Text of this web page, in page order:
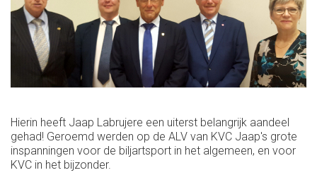
Hierin heeft Jaap Labrujere een uiterst belangrijk aandeel
gehad! Geroemd werden op de ALV van KVC Jaap's grote
inspanningen voor de biljartsport in het algemeen, en voor
KVC in het bijzonder.